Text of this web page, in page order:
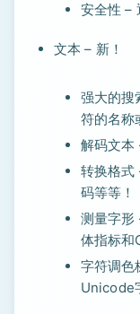
安全性 –
文本 – 新！
强大的搜
符的名称
解码文本
转换格式
码等等！
测量字形
体指标和
字符调色
Unicode